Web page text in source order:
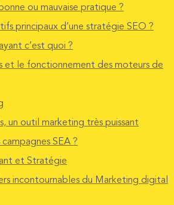
ou mauvaise pratique ?
principaux d’une stratégie SEO ?
c’est quoi ?
et le fonctionnement des moteurs de
un outil marketing très puissant
SEA ?
et Stratégie
incontournables du Marketing digital